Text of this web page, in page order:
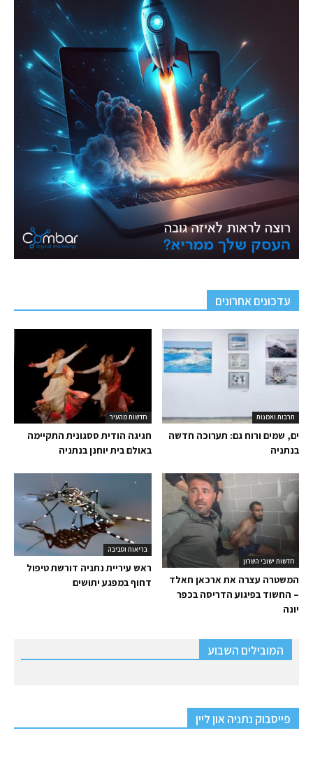
עדכונים אחרונים
חדשות מהעיר
חגיגה הודית ססגונית התקיימה
באולם בית יוחנן בנתניה
תרבות ואמנות
ים, שמים ורוח גם: תערוכה חדשה
בנתניה
בריאות וסביבה
ראש עיריית נתניה דורשת טיפול
דחוף במפגע יתושים
חדשות ישובי השרון
המשטרה עצרה את ארכאן חאלד
– החשוד בפיגוע הדריסה בכפר
יונה
המובילים השבוע
פייסבוק נתניה און ליין